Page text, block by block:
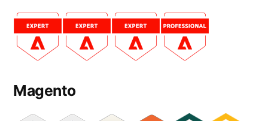
Magento